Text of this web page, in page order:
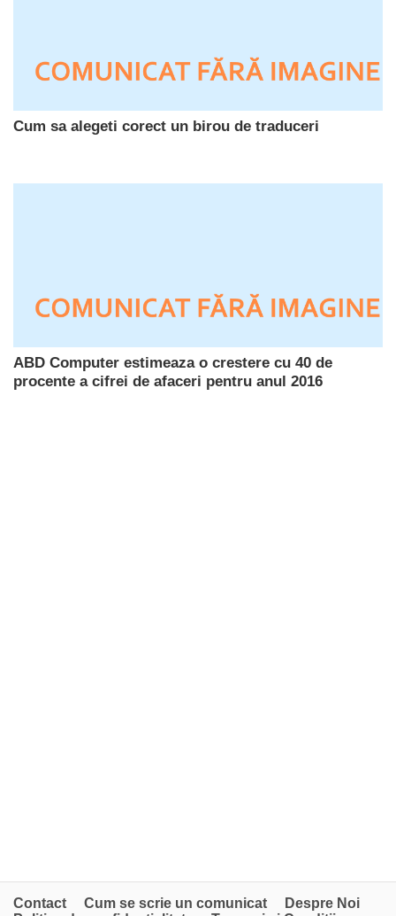
Cum sa alegeti corect un birou de traduceri
ABD Computer estimeaza o crestere cu 40 de
procente a cifrei de afaceri pentru anul 2016
Contact Cum se scrie un comunicat
Despre Noi